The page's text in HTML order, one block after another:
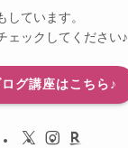
しています。
ェックしてください♪
ログ講座はこちら♪